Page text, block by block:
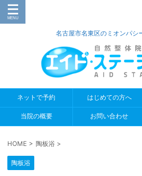
名古屋市名東区のミオンパシ
ネットで予約 はじめての方へ
当院の概要 お問い合わせ
HOME > 陶板浴 >
陶板浴